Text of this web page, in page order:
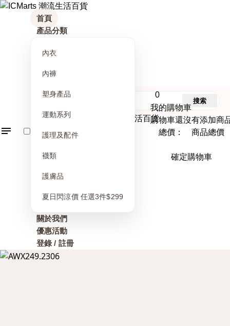
首頁
產品分類
內衣
內褲
塑身產品
運動系列
護理及配件
襪類
護膚品
夏日閃涼價 任選3件$299
關於我們
優惠活動
登錄 / 註冊
0
我的購物車
購物車還沒有添加商
總價： 商品總價
確定購物車
搜索